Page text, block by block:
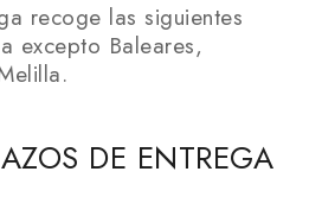
recoge las siguientes
excepto Baleares,
DE ENTREGA